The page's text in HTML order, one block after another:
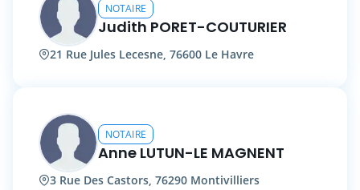
NOTAIRE
Judith PORET-COUTURIER
21 Rue Jules Lecesne, 76600 Le Havre
NOTAIRE
Anne LUTUN-LE MAGNENT
3 Rue Des Castors, 76290 Montivilliers